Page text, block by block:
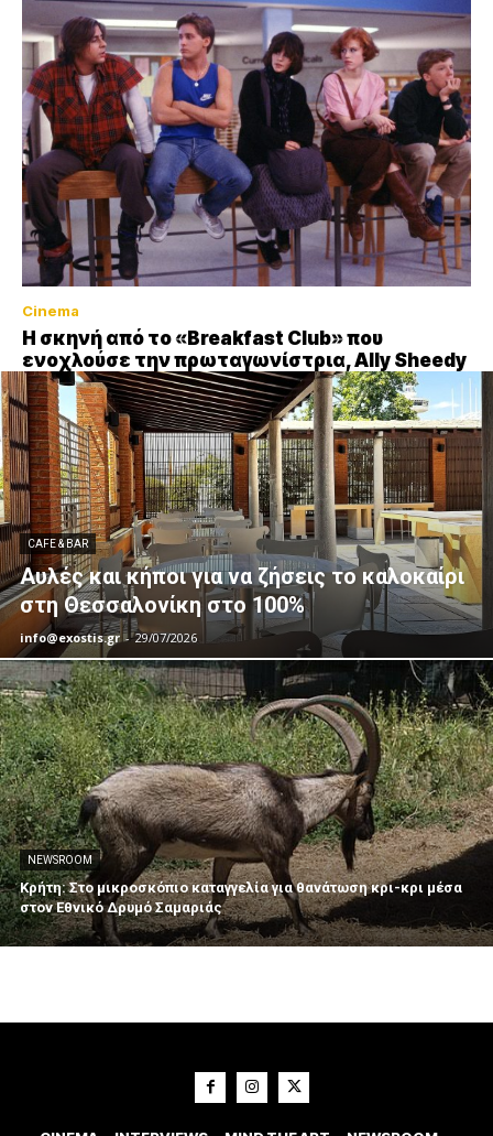
Cinema
Η σκηνή από το «Breakfast Club» που
ενοχλούσε την πρωταγωνίστρια, Ally Sheedy
CAFE & BAR
Αυλές και κήποι για να ζήσεις το καλοκαίρι
στη Θεσσαλονίκη στο 100%
info@exostis.gr - 29/07/2026
NEWSROOM
Κρήτη: Στο μικροσκόπιο καταγγελία για θανάτωση κρι-κρι μέσα
στον Εθνικό Δρυμό Σαμαριάς